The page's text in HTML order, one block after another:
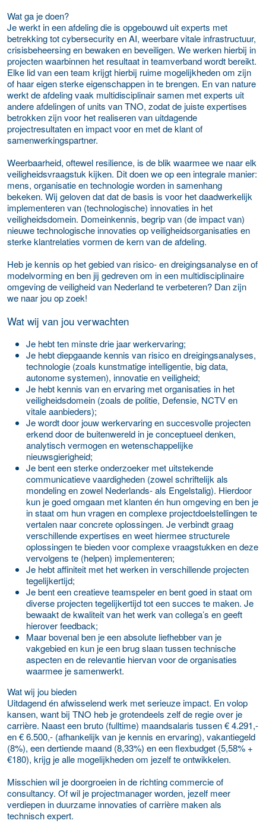
Wat ga je doen?
Je werkt in een afdeling die is opgebouwd uit experts met
betrekking tot cybersecurity en AI, weerbare vitale infrastructuur,
crisisbeheersing en bewaken en beveiligen. We werken hierbij in
projecten waarbinnen het resultaat in teamverband wordt bereikt.
Elke lid van een team krijgt hierbij ruime mogelijkheden om zijn
of haar eigen sterke eigenschappen in te brengen. En van nature
werkt de afdeling vaak multidisciplinair samen met experts uit
andere afdelingen of units van TNO, zodat de juiste expertises
betrokken zijn voor het realiseren van uitdagende
projectresultaten en impact voor en met de klant of
samenwerkingspartner.
Weerbaarheid, oftewel resilience, is de blik waarmee we naar elk
veiligheidsvraagstuk kijken. Dit doen we op een integrale manier:
mens, organisatie en technologie worden in samenhang
bekeken. Wij geloven dat dat de basis is voor het daadwerkelijk
implementeren van (technologische) innovaties in het
veiligheidsdomein. Domeinkennis, begrip van (de impact van)
nieuwe technologische innovaties op veiligheidsorganisaties en
sterke klantrelaties vormen de kern van de afdeling.
Heb je kennis op het gebied van risico- en dreigingsanalyse en of
modelvorming en ben jij gedreven om in een multidisciplinaire
omgeving de veiligheid van Nederland te verbeteren? Dan zijn
we naar jou op zoek!
Wat wij van jou verwachten
Je hebt ten minste drie jaar werkervaring;
Je hebt diepgaande kennis van risico en dreigingsanalyses,
technologie (zoals kunstmatige intelligentie, big data,
autonome systemen), innovatie en veiligheid;
Je hebt kennis van en ervaring met organisaties in het
veiligheidsdomein (zoals de politie, Defensie, NCTV en
vitale aanbieders);
Je wordt door jouw werkervaring en succesvolle projecten
erkend door de buitenwereld in je conceptueel denken,
analytisch vermogen en wetenschappelijke
nieuwsgierigheid;
Je bent een sterke onderzoeker met uitstekende
communicatieve vaardigheden (zowel schriftelijk als
mondeling en zowel Nederlands- als Engelstalig). Hierdoor
kun je goed omgaan met klanten én hun omgeving en ben je
in staat om hun vragen en complexe projectdoelstellingen te
vertalen naar concrete oplossingen. Je verbindt graag
verschillende expertises en weet hiermee structurele
oplossingen te bieden voor complexe vraagstukken en deze
vervolgens te (helpen) implementeren;
Je hebt affiniteit met het werken in verschillende projecten
tegelijkertijd;
Je bent een creatieve teamspeler en bent goed in staat om
diverse projecten tegelijkertijd tot een succes te maken. Je
bewaakt de kwaliteit van het werk van collega’s en geeft
hierover feedback;
Maar bovenal ben je een absolute liefhebber van je
vakgebied en kun je een brug slaan tussen technische
aspecten en de relevantie hiervan voor de organisaties
waarmee je samenwerkt.
Wat wij jou bieden
Uitdagend én afwisselend werk met serieuze impact. En volop
kansen, want bij TNO heb je grotendeels zelf de regie over je
carrière. Naast een bruto (fulltime) maandsalaris tussen € 4.291,-
en € 6.500,- (afhankelijk van je kennis en ervaring), vakantiegeld
(8%), een dertiende maand (8,33%) en een flexbudget (5,58% +
€180), krijg je alle mogelijkheden om jezelf te ontwikkelen.
Misschien wil je doorgroeien in de richting commercie of
consultancy. Of wil je projectmanager worden, jezelf meer
verdiepen in duurzame innovaties of carrière maken als
technisch expert.